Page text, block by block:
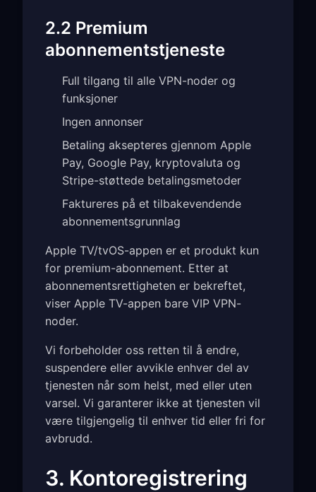
2.2 Premium
abonnementstjeneste
Full tilgang til alle VPN-noder og
funksjoner
Ingen annonser
Betaling aksepteres gjennom Apple
Pay, Google Pay, kryptovaluta og
Stripe-støttede betalingsmetoder
Faktureres på et tilbakevendende
abonnementsgrunnlag
Apple TV/tvOS-appen er et produkt kun
for premium-abonnement. Etter at
abonnementsrettigheten er bekreftet,
viser Apple TV-appen bare VIP VPN-
noder.
Vi forbeholder oss retten til å endre,
suspendere eller avvikle enhver del av
tjenesten når som helst, med eller uten
varsel. Vi garanterer ikke at tjenesten vil
være tilgjengelig til enhver tid eller fri for
avbrudd.
3. Kontoregistrering